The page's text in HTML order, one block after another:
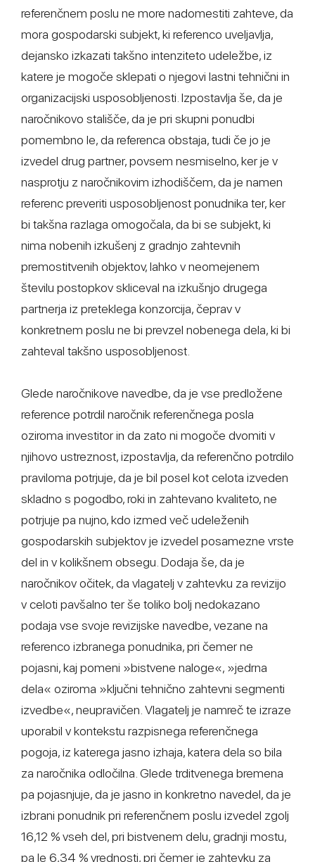
referenčnem poslu ne more nadomestiti zahteve, da
mora gospodarski subjekt, ki referenco uveljavlja,
dejansko izkazati takšno intenziteto udeležbe, iz
katere je mogoče sklepati o njegovi lastni tehnični in
organizacijski usposobljenosti. Izpostavlja še, da je
naročnikovo stališče, da je pri skupni ponudbi
pomembno le, da referenca obstaja, tudi če jo je
izvedel drug partner, povsem nesmiselno, ker je v
nasprotju z naročnikovim izhodiščem, da je namen
referenc preveriti usposobljenost ponudnika ter, ker
bi takšna razlaga omogočala, da bi se subjekt, ki
nima nobenih izkušenj z gradnjo zahtevnih
premostitvenih objektov, lahko v neomejenem
številu postopkov skliceval na izkušnjo drugega
partnerja iz preteklega konzorcija, čeprav v
konkretnem poslu ne bi prevzel nobenega dela, ki bi
zahteval takšno usposobljenost.
Glede naročnikove navedbe, da je vse predložene
reference potrdil naročnik referenčnega posla
oziroma investitor in da zato ni mogoče dvomiti v
njihovo ustreznost, izpostavlja, da referenčno potrdilo
praviloma potrjuje, da je bil posel kot celota izveden
skladno s pogodbo, roki in zahtevano kvaliteto, ne
potrjuje pa nujno, kdo izmed več udeleženih
gospodarskih subjektov je izvedel posamezne vrste
del in v kolikšnem obsegu. Dodaja še, da je
naročnikov očitek, da vlagatelj v zahtevku za revizijo
v celoti pavšalno ter še toliko bolj nedokazano
podaja vse svoje revizijske navedbe, vezane na
referenco izbranega ponudnika, pri čemer ne
pojasni, kaj pomeni »bistvene naloge«, »jedrna
dela« oziroma »ključni tehnično zahtevni segmenti
izvedbe«, neupravičen. Vlagatelj je namreč te izraze
uporabil v kontekstu razpisnega referenčnega
pogoja, iz katerega jasno izhaja, katera dela so bila
za naročnika odločilna. Glede trditvenega bremena
pa pojasnjuje, da je jasno in konkretno navedel, da je
izbrani ponudnik pri referenčnem poslu izvedel zgolj
16,12 % vseh del, pri bistvenem delu, gradnji mostu,
pa le 6,34 % vrednosti, pri čemer je zahtevku za